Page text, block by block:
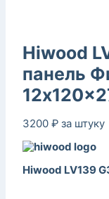
Hiwood
панель
3200 ₽ за штуку
Hiwood LV139